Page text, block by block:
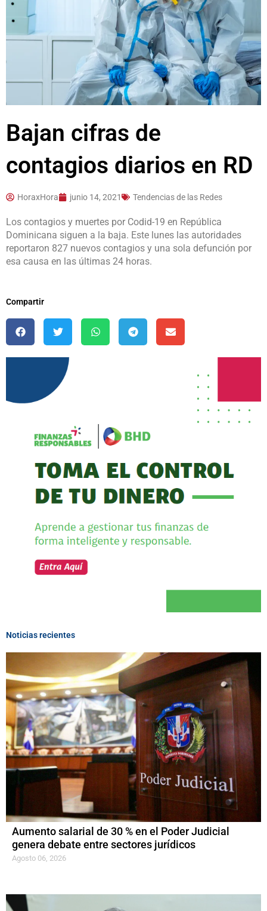
Bajan cifras de
contagios diarios en RD
HoraxHora junio 14, 2021 Tendencias de las Redes
Los contagios y muertes por Codid-19 en República
Dominicana siguen a la baja. Este lunes las autoridades
reportaron 827 nuevos contagios y una sola defunción por
esa causa en las últimas 24 horas.
Compartir
Noticias recientes
Aumento salarial de 30 % en el Poder Judicial
genera debate entre sectores jurídicos
Agosto 06, 2026